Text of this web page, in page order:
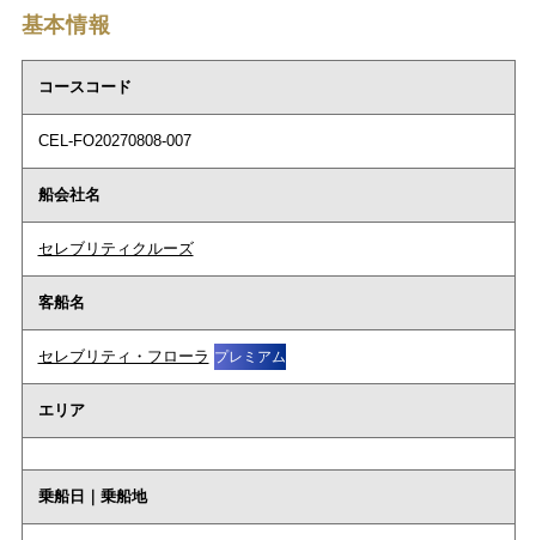
基本情報
コースコード
CEL-FO20270808-007
船会社名
セレブリティクルーズ
客船名
セレブリティ・フローラ プレミアム
エリア
乗船日｜乗船地